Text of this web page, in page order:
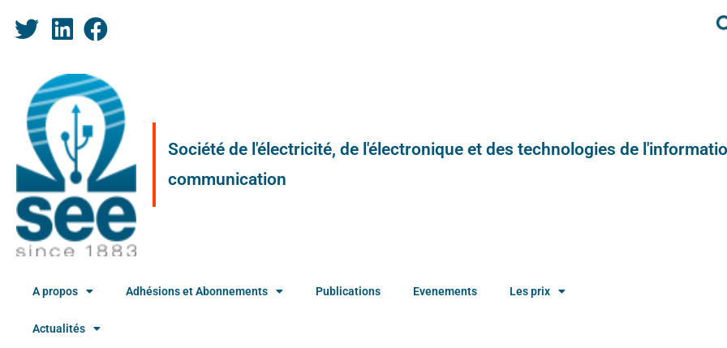
Société de l'électricité, de l'électronique et des technologies de
communication
A propos Adhésions et Abonnements Publications Evenements Les prix
Actualités